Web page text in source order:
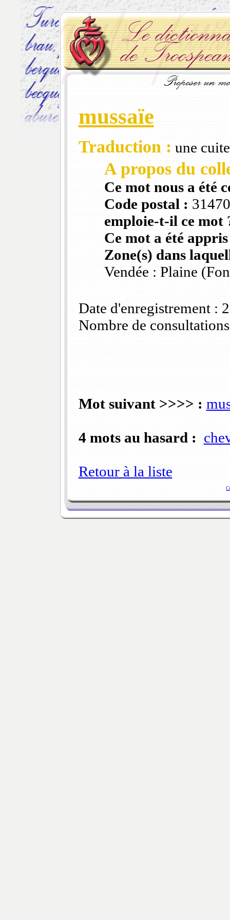
mussaïe
Traduction : une
A propos du
Ce mot nous a été
Code postal :
emploie-t-il ce mot
Ce mot a été
Zone(s) dans
Vendée : Plaine
Date d'enregistrement :
Nombre de
Mot suivant >>>> :
4 mots au hasard :
Retour à la liste